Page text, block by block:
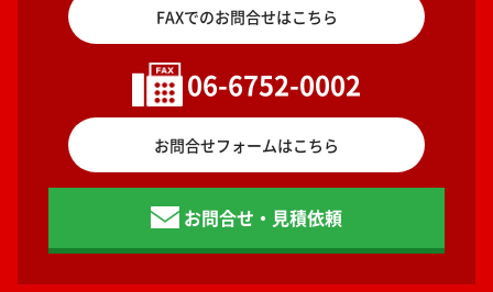
FAXでのお問合せはこちら
06-6752-0002
お問合せフォームはこちら
お問合せ・見積依頼